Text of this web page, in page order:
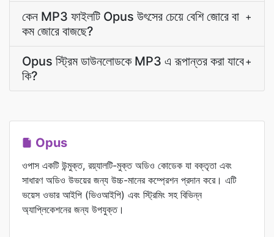
কেন MP3 ফাইলটি Opus উৎসের চেয়ে বেশি জোরে বা
কম জোরে বাজছে?
+
Opus স্ট্রিম ডাউনলোডকে MP3 এ রূপান্তর করা যাবে
কি?
+
Opus
ওপাস একটি উন্মুক্ত, রয়্যালটি-মুক্ত অডিও কোডেক যা বক্তৃতা এবং
সাধারণ অডিও উভয়ের জন্য উচ্চ-মানের কম্প্রেশন প্রদান করে। এটি
ভয়েস ওভার আইপি (ভিওআইপি) এবং স্ট্রিমিং সহ বিভিন্ন
অ্যাপ্লিকেশনের জন্য উপযুক্ত।